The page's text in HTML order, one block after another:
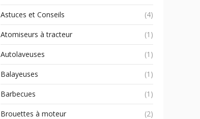
Astuces et Conseils (4)
Atomiseurs à tracteur (1)
Autolaveuses (1)
Balayeuses (1)
Barbecues (1)
Brouettes à moteur (2)